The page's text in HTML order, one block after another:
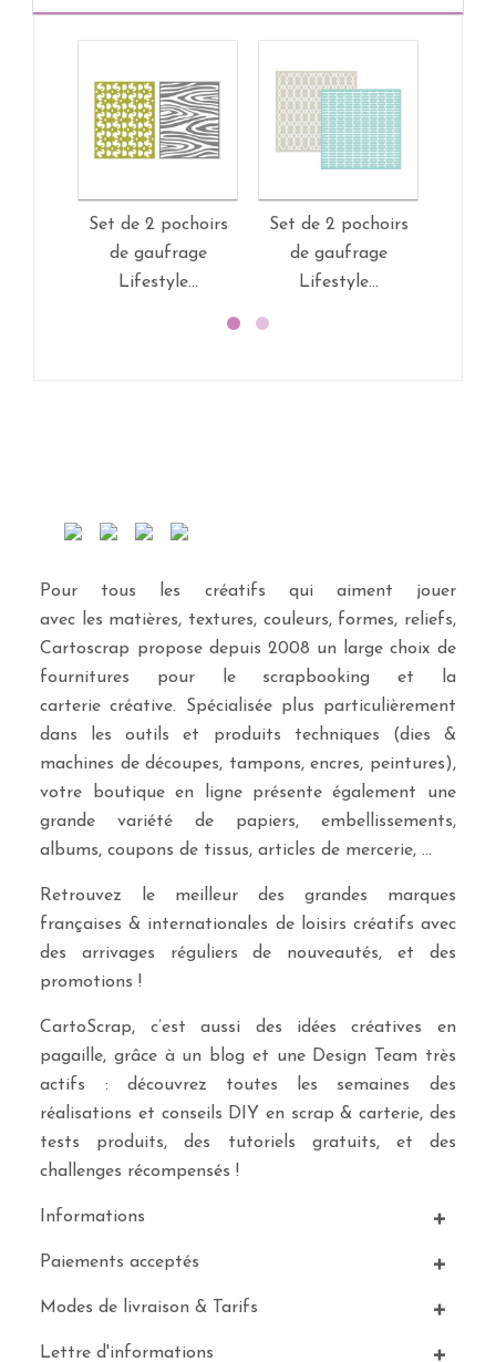
Set de 2 pochoirs
de gaufrage
Lifestyle...
Set de 2 pochoirs
de gaufrage
Lifestyle...
Pour tous les créatifs qui aiment jouer
avec les matières, textures, couleurs, formes, reliefs,
Cartoscrap propose depuis 2008 un large choix de
fournitures pour le scrapbooking et la
carterie créative. Spécialisée plus particulièrement
dans les outils et produits techniques (dies &
machines de découpes, tampons, encres, peintures),
votre boutique en ligne présente également une
grande variété de papiers, embellissements,
albums, coupons de tissus, articles de mercerie, …
Retrouvez le meilleur des grandes marques
françaises & internationales de loisirs créatifs avec
des arrivages réguliers de nouveautés, et des
promotions !
CartoScrap, c’est aussi des idées créatives en
pagaille, grâce à un blog et une Design Team très
actifs : découvrez toutes les semaines des
réalisations et conseils DIY en scrap & carterie, des
tests produits, des tutoriels gratuits, et des
challenges récompensés !
Informations
Paiements acceptés
Modes de livraison & Tarifs
Lettre d'informations